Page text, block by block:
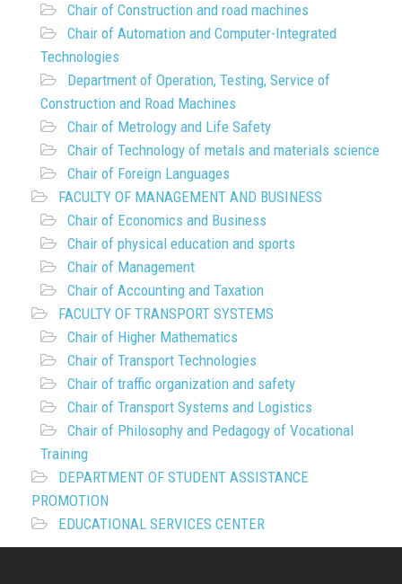
Chair of Construction and road machines
Chair of Automation and Computer-Integrated
Technologies
Department of Operation, Testing, Service of
Construction and Road Machines
Chair of Metrology and Life Safety
Chair of Technology of metals and materials science
Chair of Foreign Languages
FACULTY OF MANAGEMENT AND BUSINESS
Chair of Economics and Business
Chair of physical education and sports
Chair of Management
Chair of Accounting and Taxation
FACULTY OF TRANSPORT SYSTEMS
Chair of Higher Mathematics
Chair of Transport Technologies
Chair of traffic organization and safety
Chair of Transport Systems and Logistics
Chair of Philosophy and Pedagogy of Vocational
Training
DEPARTMENT OF STUDENT ASSISTANCE
PROMOTION
EDUCATIONAL SERVICES CENTER